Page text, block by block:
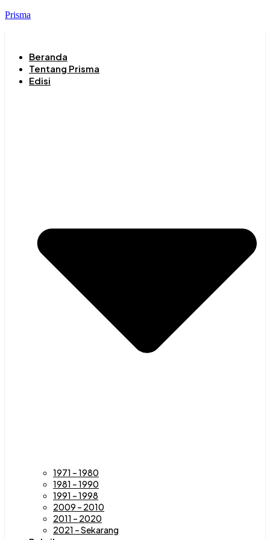
Prisma
Beranda
Tentang Prisma
Edisi
1971 – 1980
1981 – 1990
1991 – 1998
2009 – 2010
2011 – 2020
2021 – Sekarang